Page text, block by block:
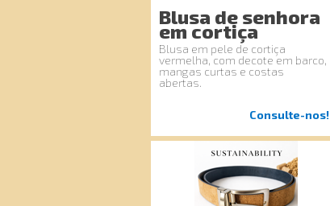
Blusa de senhora
em cortiça
Blusa em pele de cortiça
vermelha, com decote em barco,
mangas curtas e costas
abertas.
Consulte-nos!